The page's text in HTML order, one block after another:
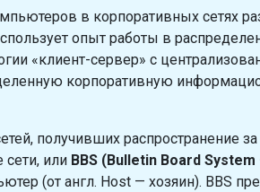
в корпоративных сетях
опыт работы в
«клиент-сервер» с
корпоративную
получивших распространение
или BBS (Bulletin Board
(от англ. Host — хозяин). BBS